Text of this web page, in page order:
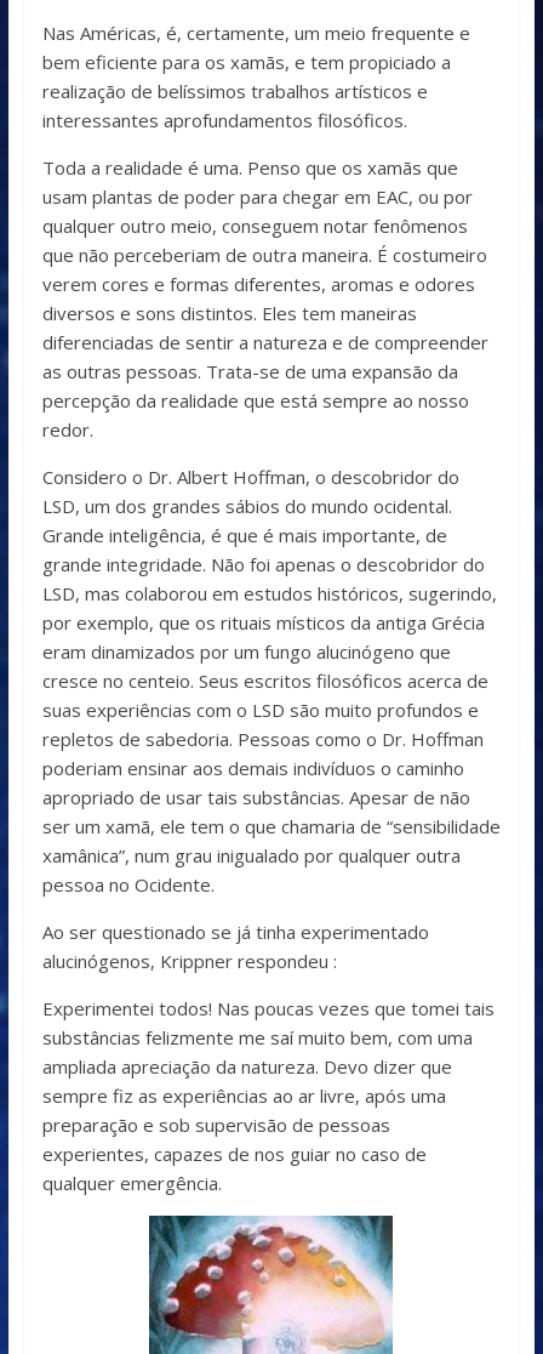
Nas Américas, é, certamente, um meio frequente e
bem eficiente para os xamãs, e tem propiciado a
realização de belíssimos trabalhos artísticos e
interessantes aprofundamentos filosóficos.
Toda a realidade é uma. Penso que os xamãs que
usam plantas de poder para chegar em EAC, ou por
qualquer outro meio, conseguem notar fenômenos
que não perceberiam de outra maneira. É costumeiro
verem cores e formas diferentes, aromas e odores
diversos e sons distintos. Eles tem maneiras
diferenciadas de sentir a natureza e de compreender
as outras pessoas. Trata-se de uma expansão da
percepção da realidade que está sempre ao nosso
redor.
Considero o Dr. Albert Hoffman, o descobridor do
LSD, um dos grandes sábios do mundo ocidental.
Grande inteligência, é que é mais importante, de
grande integridade. Não foi apenas o descobridor do
LSD, mas colaborou em estudos históricos, sugerindo,
por exemplo, que os rituais místicos da antiga Grécia
eram dinamizados por um fungo alucinógeno que
cresce no centeio. Seus escritos filosóficos acerca de
suas experiências com o LSD são muito profundos e
repletos de sabedoria. Pessoas como o Dr. Hoffman
poderiam ensinar aos demais indivíduos o caminho
apropriado de usar tais substâncias. Apesar de não
ser um xamã, ele tem o que chamaria de “sensibilidade
xamânica”, num grau inigualado por qualquer outra
pessoa no Ocidente.
Ao ser questionado se já tinha experimentado
alucinógenos, Krippner respondeu :
Experimentei todos! Nas poucas vezes que tomei tais
substâncias felizmente me saí muito bem, com uma
ampliada apreciação da natureza. Devo dizer que
sempre fiz as experiências ao ar livre, após uma
preparação e sob supervisão de pessoas
experientes, capazes de nos guiar no caso de
qualquer emergência.